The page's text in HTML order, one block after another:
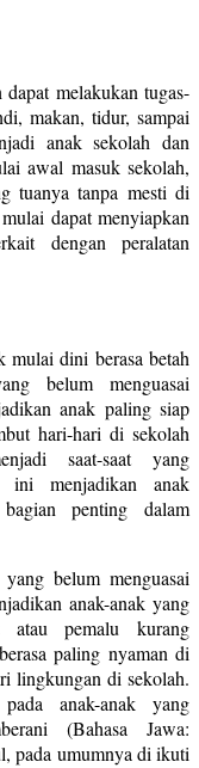
melakukan tugas-
makan, tidur, sampai
anak sekolah dan
awal masuk sekolah,
tuanya tanpa mesti di
dapat menyiapkan
dengan peralatan
mulai dini berasa betah
belum menguasai
anak paling siap
hari-hari di sekolah
saat-saat yang
ini menjadikan anak
penting dalam
belum menguasai
anak-anak yang
atau pemalu kurang
paling nyaman di
lingkungan di sekolah.
anak-anak yang
(Bahasa Jawa:
pada umumnya di ikuti